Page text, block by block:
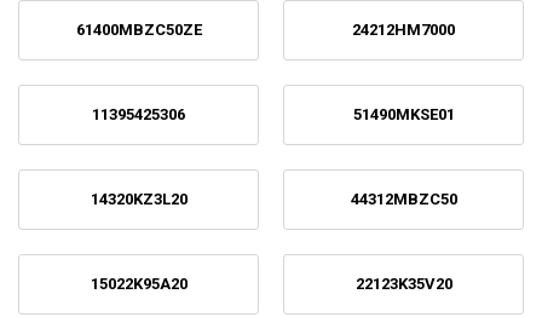
61400MBZC50ZE 24212HM7000
11395425306 51490MKSE01
14320KZ3L20 44312MBZC50
15022K95A20 22123K35V20